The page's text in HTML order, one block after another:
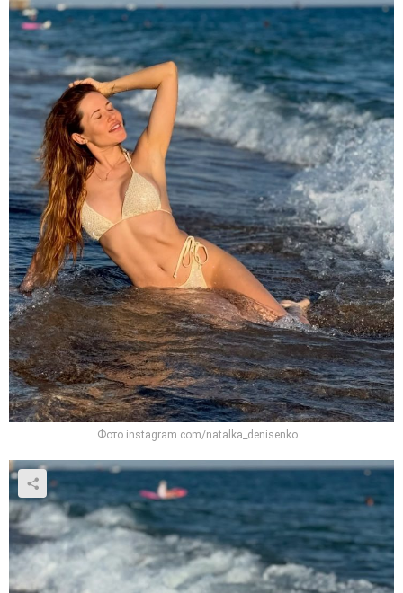
Фото instagram.com/natalka_denisenko